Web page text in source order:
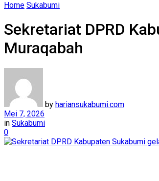
Home Sukabumi
Sekretariat DPRD
Muraqabah
by hariansukabumi.com
Mei 7, 2026
in Sukabumi
0